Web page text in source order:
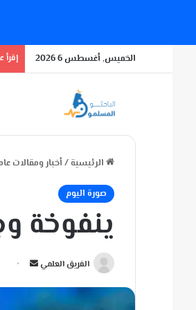
الخميس, أغسطس 6 2026 إقرأ
الرئيسية / أخبار ومقالات
صورة اليوم
ينفوخة
الفريق العلمي
أ